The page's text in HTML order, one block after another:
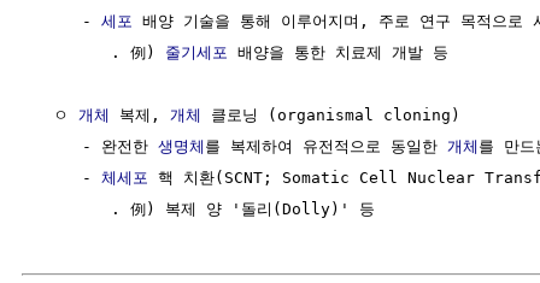
     -
세포 배양 기술을 통해 이루어지며, 주로 연구 목적으로
        . 例)
줄기세포 배양을 통한 치료제 개발 등
  ㅇ
개체 복제, 개체
클로닝 (organismal cloning)
     - 완전한
생명체 를 복제하여 유전적으로 동일한 개체 를 만드
     -
체세포 핵 치환(SCNT; Somatic Cell Nuclear